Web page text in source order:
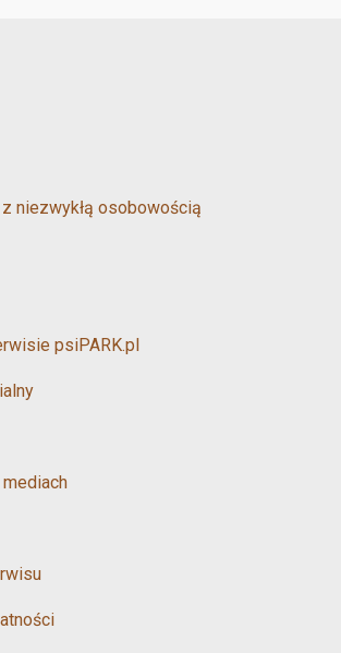
niezwykłą osobowością
psiPARK.pl